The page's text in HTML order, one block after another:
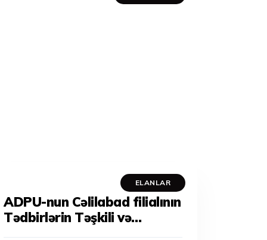
ELANLAR
ADPU-nun Cəlilabad filialının
Tədbirlərin Təşkili və
Tələbələrlə İş Şöbəsinin və